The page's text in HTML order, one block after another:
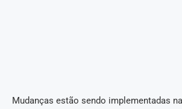
Mudanças estão sendo implementadas